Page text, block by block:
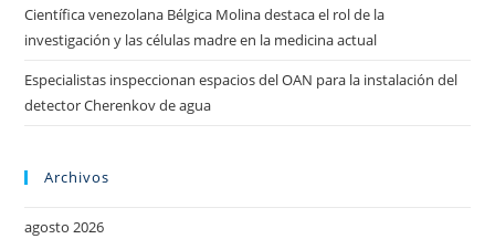
Científica venezolana Bélgica Molina destaca el rol de la
investigación y las células madre en la medicina actual
Especialistas inspeccionan espacios del OAN para la instalación del
detector Cherenkov de agua
Archivos
agosto 2026